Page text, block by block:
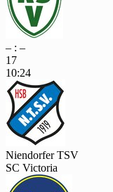
– : –
17
10:24
Niendorfer TSV
SC Victoria